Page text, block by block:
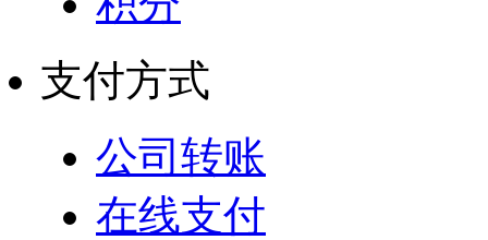
支付方式
公司转账
在线支付